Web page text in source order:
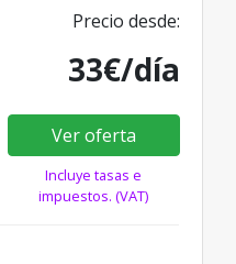
Precio desde:
33€/día
Ver oferta
Incluye tasas e
impuestos. (VAT)